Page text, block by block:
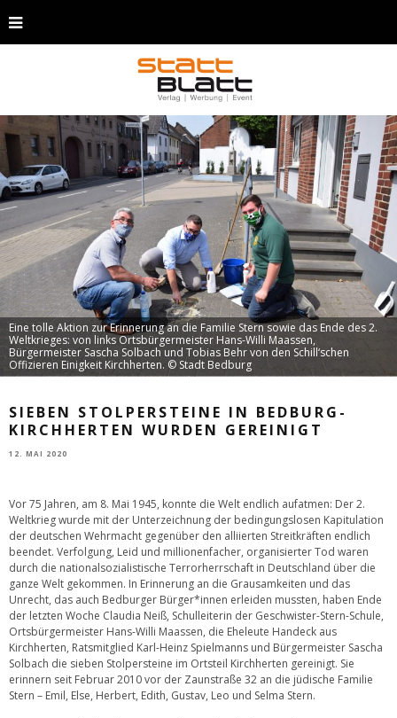
Eine tolle Aktion zur Erinnerung an die Familie Stern sowie das Ende des 2.
Weltkrieges: von links Ortsbürgermeister Hans-Willi Maassen,
Bürgermeister Sascha Solbach und Tobias Behr von den Schill‘schen
Offizieren Einigkeit Kirchherten. © Stadt Bedburg
SIEBEN STOLPERSTEINE IN BEDBURG-
KIRCHHERTEN WURDEN GEREINIGT
12. MAI 2020
Vor 75 Jahren, am 8. Mai 1945, konnte die Welt endlich aufatmen: Der 2.
Weltkrieg wurde mit der Unterzeichnung der bedingungslosen Kapitulation
der deutschen Wehrmacht gegenüber den alliierten Streitkräften endlich
beendet. Verfolgung, Leid und millionenfacher, organisierter Tod waren
durch die nationalsozialistische Terrorherrschaft in Deutschland über die
ganze Welt gekommen. In Erinnerung an die Grausamkeiten und das
Unrecht, das auch Bedburger Bürger*innen erleiden mussten, haben Ende
der letzten Woche Claudia Neiß, Schulleiterin der Geschwister-Stern-Schule,
Ortsbürgermeister Hans-Willi Maassen, die Eheleute Handeck aus
Kirchherten, Ratsmitglied Karl-Heinz Spielmanns und Bürgermeister Sascha
Solbach die sieben Stolpersteine im Ortsteil Kirchherten gereinigt. Sie
erinnern seit Februar 2010 vor der Zaunstraße 32 an die jüdische Familie
Stern – Emil, Else, Herbert, Edith, Gustav, Leo und Selma Stern.